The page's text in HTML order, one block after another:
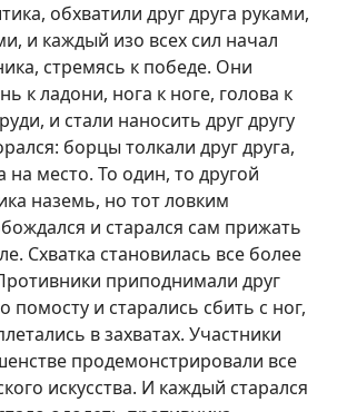
обхватили друг друга руками,
и каждый изо всех сил начал
стремясь к победе. Они
к ладони, нога к ноге, голова к
и стали наносить друг другу
борцы толкали друг друга,
на место. То один, то другой
наземь, но тот ловким
и старался сам прижать
Схватка становилась все более
приподнимали друг
помосту и старались сбить с ног,
в захватах. Участники
продемонстрировали все
искусства. И каждый старался